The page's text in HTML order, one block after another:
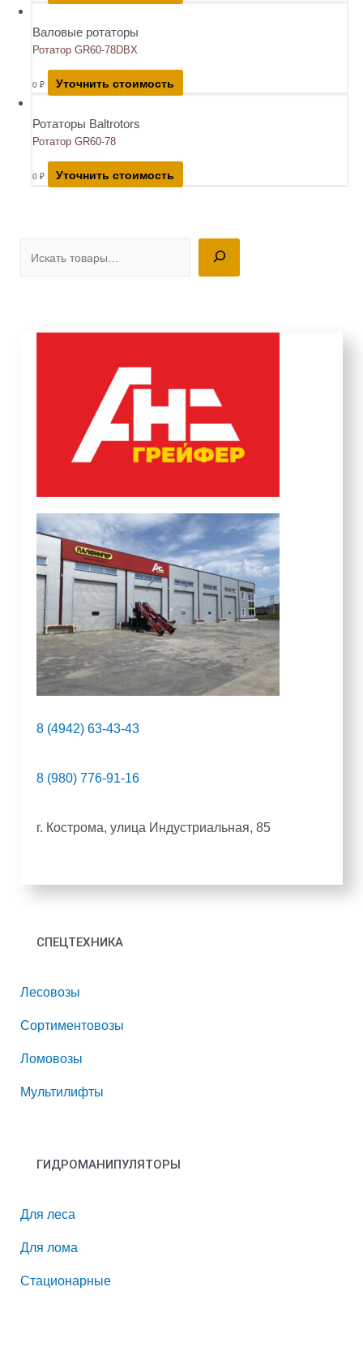
8 (4942) 63-43-43
8 (980) 776-91-16
г. Кострома, улица Индустриальная, 85
СПЕЦТЕХНИКА
Лесовозы
Сортиментовозы
Ломовозы
Мультилифты
ГИДРОМАНИПУЛЯТОРЫ
Для леса
Для лома
Стационарные
Валовые ротаторы
Ротатор GR60-78DBX
0 ₽ Уточнить стоимость
Ротаторы Baltrotors
Ротатор GR60-78
0 ₽ Уточнить стоимость